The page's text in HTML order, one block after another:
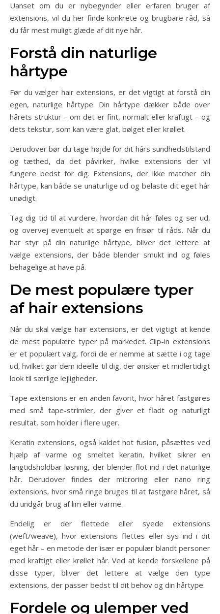
Uanset om du er nybegynder eller erfaren bruger af
extensions, vil du her finde konkrete og brugbare råd, så
du får mest muligt glæde af dit nye hår.
Forstå din naturlige
hårtype
Før du vælger hair extensions, er det vigtigt at forstå din
egen, naturlige hårtype. Din hårtype dækker både over
hårets struktur – om det er fint, normalt eller kraftigt – og
dets tekstur, som kan være glat, bølget eller krøllet.
Derudover bør du tage højde for dit hårs sundhedstilstand
og tæthed, da det påvirker, hvilke extensions der vil
fungere bedst for dig. Extensions, der ikke matcher din
hårtype, kan både se unaturlige ud og belaste dit eget hår
unødigt.
Tag dig tid til at vurdere, hvordan dit hår føles og ser ud,
og overvej eventuelt at spørge en frisør til råds. Når du
har styr på din naturlige hårtype, bliver det lettere at
vælge extensions, der både blender smukt ind og føles
behagelige at have på.
De mest populære typer
af hair extensions
Når du skal vælge hair extensions, er det vigtigt at kende
de mest populære typer på markedet. Clip-in extensions
er et populært valg, fordi de er nemme at sætte i og tage
ud, hvilket gør dem ideelle til dig, der ønsker et midlertidigt
look til særlige lejligheder.
Tape extensions er en anden favorit, hvor håret fastgøres
med små tape-strimler, der giver et fladt og naturligt
resultat, som holder i flere uger.
Keratin extensions, også kaldet hot fusion, påsættes ved
hjælp af varme og smeltet keratin, hvilket sikrer en
langtidsholdbar løsning, der blender flot ind i det naturlige
hår. Derudover findes der microring eller nano ring
extensions, hvor små ringe bruges til at fastgøre håret, så
du undgår brug af lim eller varme.
Endelig er der flettede eller syede extensions
(weft/weave), hvor extensions flettes eller sys ind i dit
eget hår – en metode der især er populær blandt personer
med kraftigt eller krøllet hår. Ved at kende forskellene på
disse typer, bliver det lettere at vælge den type
extensions, der passer bedst til dit behov og din hårtype.
Fordele og ulemper ved